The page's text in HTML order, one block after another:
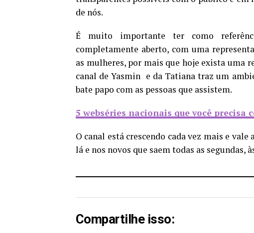
de nós.
É muito importante ter como
completamente aberto, com uma
as mulheres, por mais que hoje exista uma
canal de Yasmin e da Tatiana traz um
bate papo com as pessoas que assistem.
5 webséries nacionais que você precisa
O canal está crescendo cada vez mais e
lá e nos novos que saem todas as segundas,
Compartilhe isso: